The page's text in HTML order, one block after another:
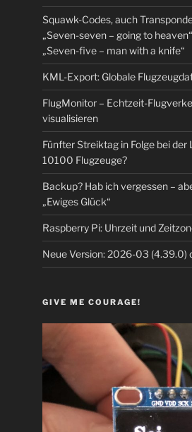
Squawk-Codes, auch
„Seven-seven – going to
„Seven-five – man with a knife“
KML-Export: Globale
FlugMonitor – Echtzeit-
visualisieren
Fünfter Streiktag in Folge bei
10100 Flugzeuge?
Backup? Hab ich vergessen –
„Ewiges Glück“
Raspberry Pi: Uhrzeit und
Neue Version: 2026-03 (4.39.0)
GIVE ME COURAGE!